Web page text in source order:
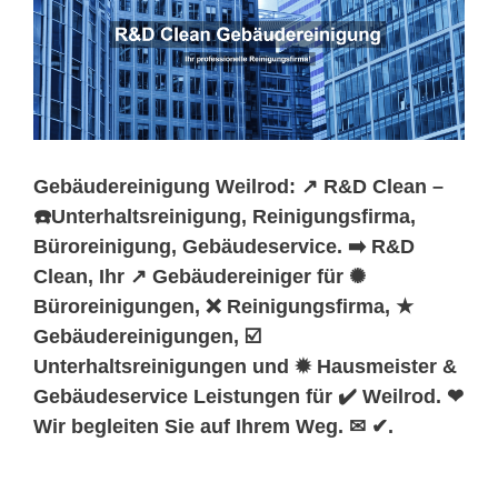
Gebäudereinigung Weilrod: ↗️ R&D Clean –
☎️Unterhaltsreinigung, Reinigungsfirma,
Büroreinigung, Gebäudeservice. ➡️ R&D
Clean, Ihr ↗️ Gebäudereiniger für ✺
Büroreinigungen, ❌ Reinigungsfirma, ★
Gebäudereinigungen, ☑️
Unterhaltsreinigungen und ✹ Hausmeister &
Gebäudeservice Leistungen für ✔️ Weilrod. ❤
Wir begleiten Sie auf Ihrem Weg. ✉ ✔.